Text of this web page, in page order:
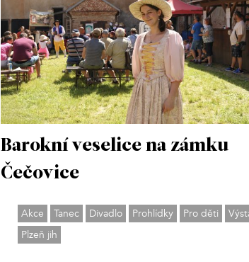
Barokní veselice na zámku
Čečovice
Akce Tanec Divadlo Prohlídky Pro děti
Plzeň jih